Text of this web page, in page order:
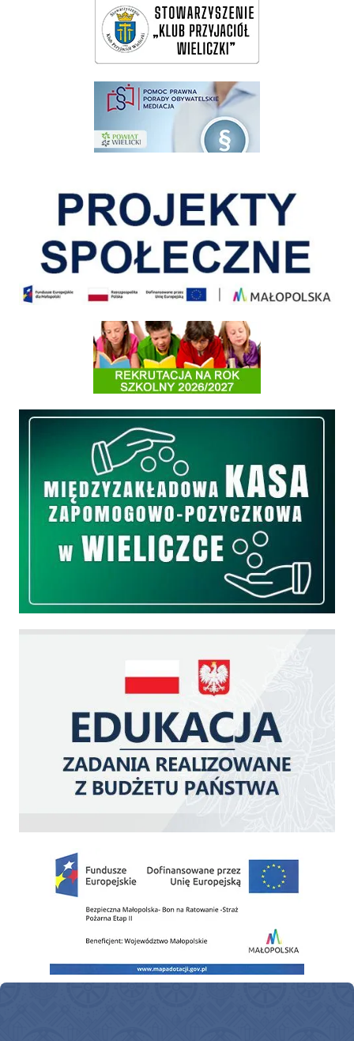
pomoc prawna wieliczka
Informacja o terminach rekrutacji na rok szkolny 2026/2027
Międzyzakładowa Kasa Zapomogowo - Pożyczkowa
Zakup fabrycznie nowego, średniego samochodu ratowniczo-gaśniczego z